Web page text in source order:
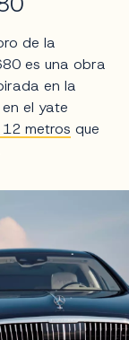
de la
es una obra
en la
el yate
metros que